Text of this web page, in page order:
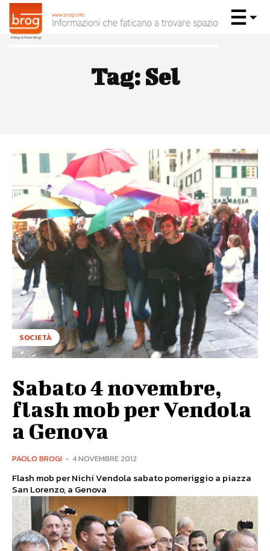
Tag: Sel
SOCIETÀ
Sabato 4 novembre,
flash mob per Vendola
a Genova
PAOLO BROGI - 4 NOVEMBRE 2012
Flash mob per Nichi Vendola sabato pomeriggio a piazza
San Lorenzo, a Genova